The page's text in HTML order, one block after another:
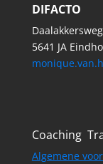
DIFACTO
5641 JA
Coaching
Algemene